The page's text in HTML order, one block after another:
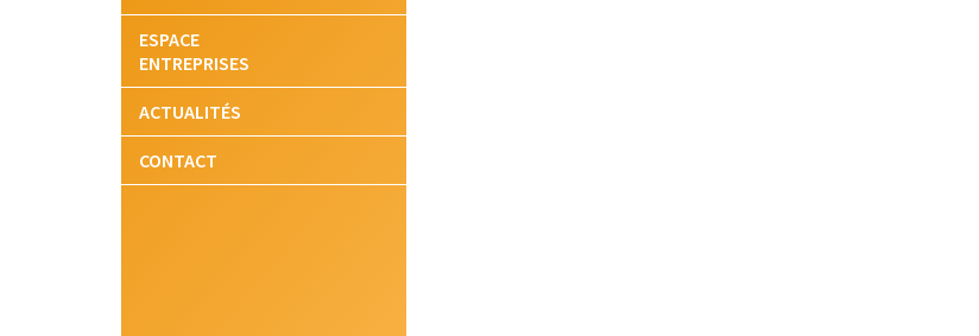
ESPACE
ENTREPRISES
ACTUALITÉS
CONTACT